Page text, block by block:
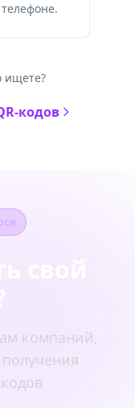
ищете?
кодов
компаний,